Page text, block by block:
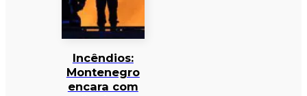
Incêndios:
Montenegro
encara com